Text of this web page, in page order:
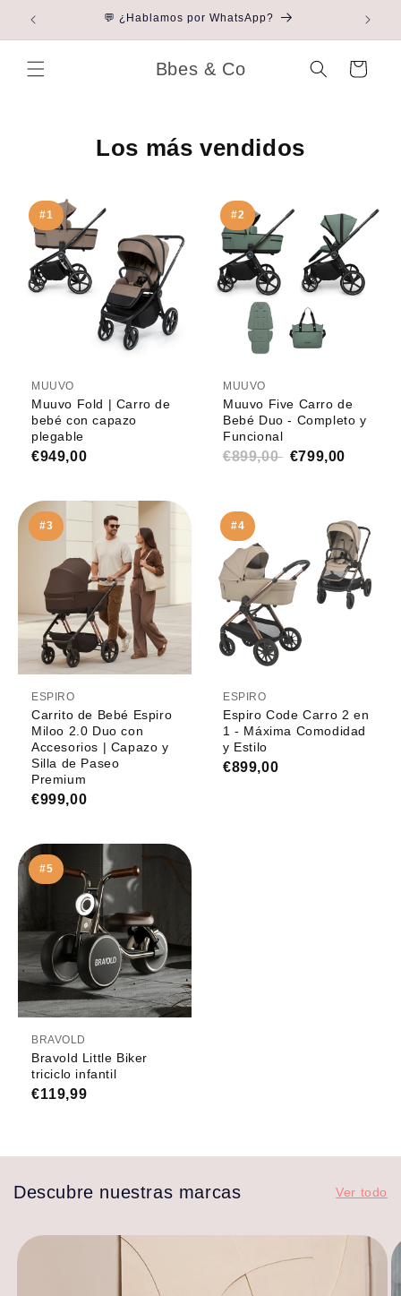
Ir directamente
al contenido
💬 ¿Hablamos por WhatsApp?
Bbes & Co Carrito
Los más vendidos
#1
MUUVO
Muuvo Fold | Carro de
bebé con capazo
plegable
€949,00
#2
MUUVO
Muuvo Five Carro de
Bebé Duo - Completo y
Funcional
€899,00 €799,00
#3
ESPIRO
Carrito de Bebé Espiro
Miloo 2.0 Duo con
Accesorios | Capazo y
Silla de Paseo
Premium
€999,00
#4
ESPIRO
Espiro Code Carro 2 en
1 - Máxima Comodidad
y Estilo
€899,00
#5
BRAVOLD
Bravold Little Biker
triciclo infantil
€119,99
Descubre nuestras marcas Ver todo